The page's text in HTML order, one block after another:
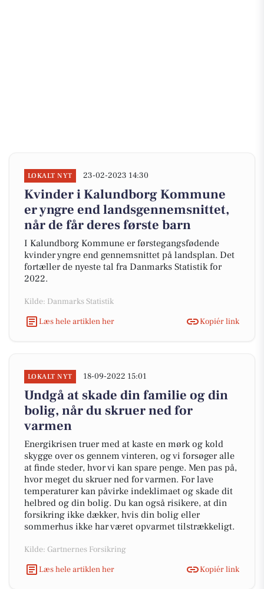
LOKALT NYT 23-02-2023 14:30
Kvinder i Kalundborg Kommune
er yngre end landsgennemsnittet,
når de får deres første barn
I Kalundborg Kommune er førstegangsfødende
kvinder yngre end gennemsnittet på landsplan. Det
fortæller de nyeste tal fra Danmarks Statistik for
2022.
Kilde: Danmarks Statistik
Læs hele artiklen her
Kopiér link
LOKALT NYT 18-09-2022 15:01
Undgå at skade din familie og din
bolig, når du skruer ned for
varmen
Energikrisen truer med at kaste en mørk og kold
skygge over os gennem vinteren, og vi forsøger alle
at finde steder, hvor vi kan spare penge. Men pas på,
hvor meget du skruer ned for varmen. For lave
temperaturer kan påvirke indeklimaet og skade dit
helbred og din bolig. Du kan også risikere, at din
forsikring ikke dækker, hvis din bolig eller
sommerhus ikke har været opvarmet tilstrækkeligt.
Kilde: Gartnernes Forsikring
Læs hele artiklen her
Kopiér link